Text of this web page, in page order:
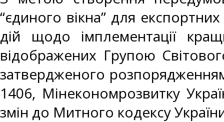
“єдиного вікна” для
дій щодо імплементації
відображених Групою
затвердженого
1406, Мінекономрозвитку
змін до Митного кодексу